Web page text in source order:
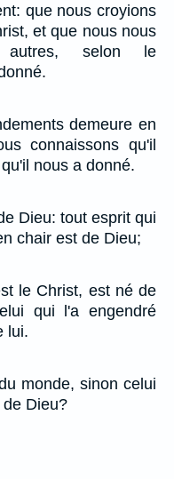
que nous croyions
et que nous nous
selon le
demeure en
connaissons qu'il
nous a donné.
Dieu: tout esprit qui
chair est de Dieu;
le Christ, est né de
qui l'a engendré
lui.
monde, sinon celui
Dieu?